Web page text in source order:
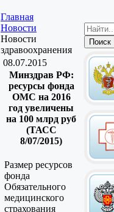
Главная
Новости
Новости
здравоохранения
08.07.2015
Минздрав РФ:
ресурсы фонда
ОМС на 2016
год увеличены
на 100 млрд руб
(ТАСС
8/07/2015)
Размер ресурсов
фонда
Обязательного
медицинского
страхования